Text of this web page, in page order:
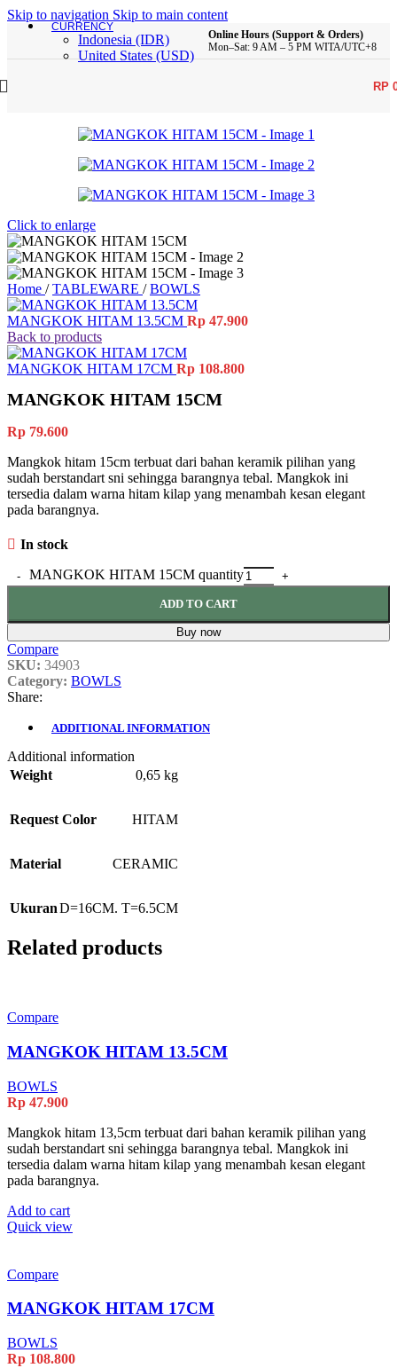
Skip to navigation Skip to main content
CURRENCY
Indonesia (IDR)
United States (USD)
Online Hours (Support & Orders)
Mon–Sat: 9 AM – 5 PM WITA/UTC+8
RP
Click to enlarge
Home / TABLEWARE / BOWLS
MANGKOK HITAM 13.5CM Rp 47.900
Back to products
MANGKOK HITAM 17CM Rp 108.800
MANGKOK HITAM 15CM
Rp 79.600
Mangkok hitam 15cm terbuat dari bahan keramik pilihan yang
sudah berstandart sni sehingga barangnya tebal. Mangkok ini
tersedia dalam warna hitam kilap yang menambah kesan elegant
pada barangnya.
In stock
MANGKOK HITAM 15CM quantity
ADD TO CART
Buy now
Compare
SKU: 34903
Category: BOWLS
Share:
ADDITIONAL INFORMATION
Additional information
Weight
0,65 kg
Request Color HITAM
Material CERAMIC
UkuranD=16CM. T=6.5CM
Related products
Compare
MANGKOK HITAM 13.5CM
BOWLS
Rp 47.900
Mangkok hitam 13,5cm terbuat dari bahan keramik pilihan yang
sudah berstandart sni sehingga barangnya tebal. Mangkok ini
tersedia dalam warna hitam kilap yang menambah kesan elegant
pada barangnya.
Add to cart
Quick view
Compare
MANGKOK HITAM 17CM
BOWLS
Rp 108.800